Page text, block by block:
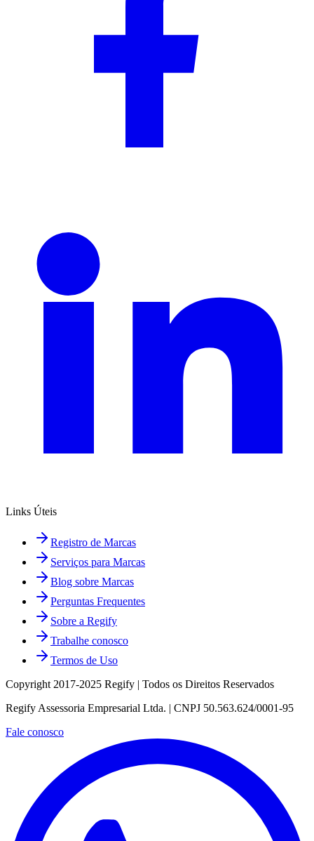
Links Úteis
Registro de Marcas
Serviços para Marcas
Blog sobre Marcas
Perguntas Frequentes
Sobre a Regify
Trabalhe conosco
Termos de Uso
Copyright 2017-2025 Regify | Todos os Direitos Reservados
Regify Assessoria Empresarial Ltda. | CNPJ 50.563.624/0001-95
Fale conosco